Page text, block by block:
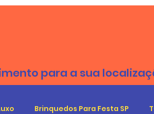
para a sua
Brinquedos Para Festa SP